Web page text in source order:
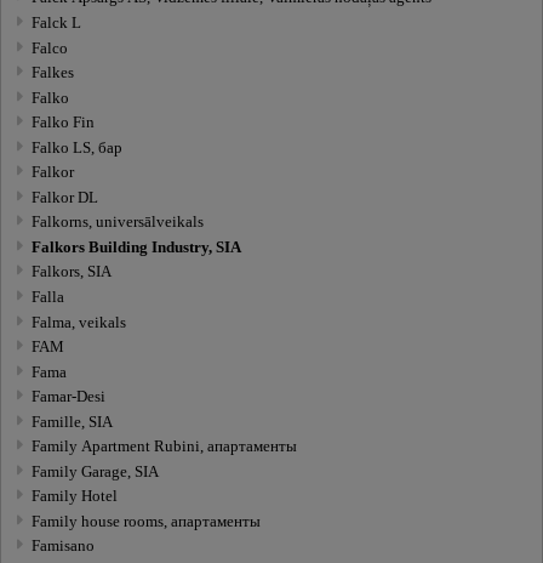
Falck L
Falco
Falkes
Falko
Falko Fin
Falko LS, бар
Falkor
Falkor DL
Falkorns, universālveikals
Falkors Building Industry, SIA
Falkors, SIA
Falla
Falma, veikals
FAM
Fama
Famar-Desi
Famille, SIA
Family Apartment Rubini, апартаменты
Family Garage, SIA
Family Hotel
Family house rooms, апартаменты
Famisano